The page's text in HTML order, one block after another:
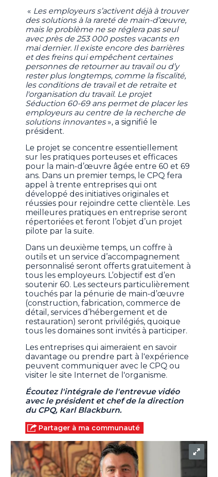
« Les employeurs s’activent déjà à trouver
des solutions à la rareté de main-d’œuvre,
mais le problème ne se réglera pas seul
avec près de 253 000 postes vacants en
mai dernier. Il existe encore des barrières
et des freins qui empêchent certaines
personnes de retourner au travail ou d’y
rester plus longtemps, comme la fiscalité,
les conditions de travail et de retraite et
l'organisation du travail. Le projet
Séduction 60-69 ans permet de placer les
employeurs au centre de la recherche de
solutions innovantes», a signifié le
président.
Le projet se concentre essentiellement
sur les pratiques porteuses et efficaces
pour la main-d’œuvre âgée entre 60 et 69
ans. Dans un premier temps, le CPQ fera
appel à trente entreprises qui ont
développé des initiatives originales et
réussies pour rejoindre cette clientèle. Les
meilleures pratiques en entreprise seront
répertoriées et feront l’objet d’un projet
pilote par la suite.
Dans un deuxième temps, un coffre à
outils et un service d’accompagnement
personnalisé seront offerts gratuitement à
tous les employeurs. L’objectif est d’en
soutenir 60. Les secteurs particulièrement
touchés par la pénurie de main-d’œuvre
(construction, fabrication, commerce de
détail, services d’hébergement et de
restauration) seront privilégiés, quoique
tous les domaines sont invités à participer.
Les entreprises qui aimeraient en savoir
davantage ou prendre part à l'expérience
peuvent communiquer avec le CPQ ou
visiter le site Internet de l'organisme.
Écoutez l'intégrale de l'entrevue vidéo
avec le président et chef de la direction
du CPQ, Karl Blackburn.
Partager à ma communauté